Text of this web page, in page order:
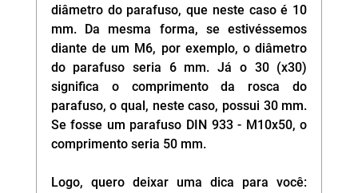
diâmetro do parafuso, que neste caso é 10
mm. Da mesma forma, se estivéssemos
diante de um M6, por exemplo, o diâmetro
do parafuso seria 6 mm. Já o 30 (x30)
significa o comprimento da rosca do
parafuso, o qual, neste caso, possui 30 mm.
Se fosse um parafuso DIN 933 - M10x50, o
comprimento seria 50 mm.
Logo, quero deixar uma dica para você: